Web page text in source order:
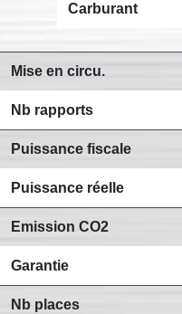
Carburant
Mise en circu.
Nb rapports
Puissance fiscale
Puissance réelle
Emission CO2
Garantie
Nb places